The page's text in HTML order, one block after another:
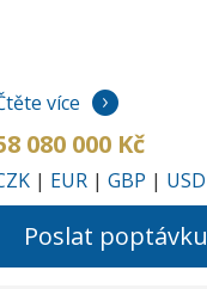
více
080 000 Kč
| EUR | GBP | USD
Poslat poptávku